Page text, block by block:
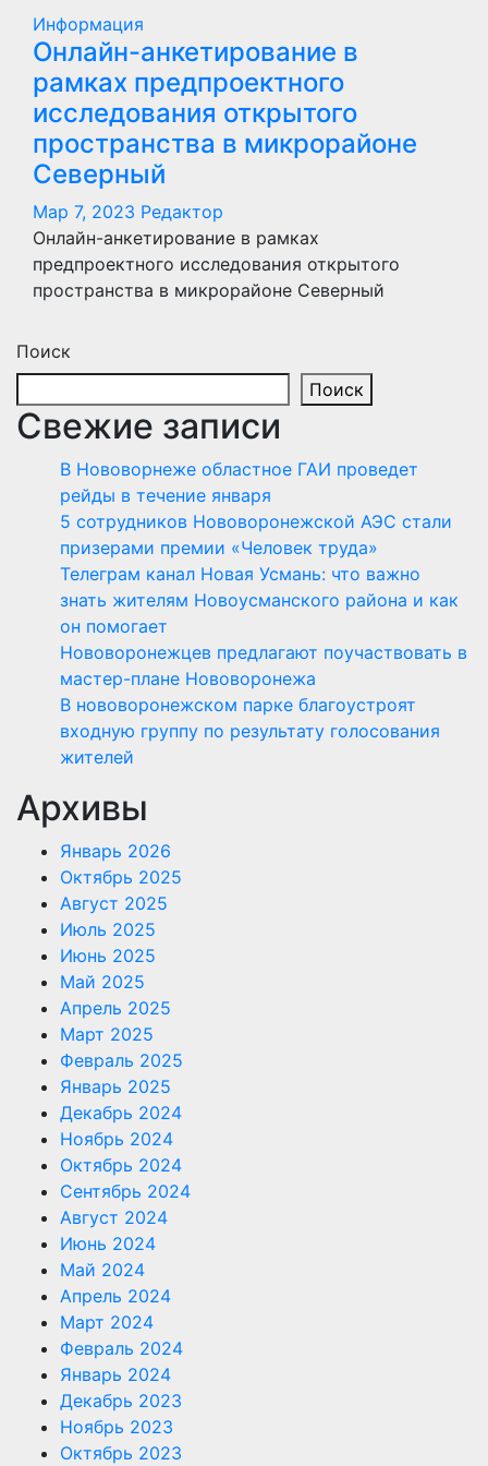
Информация
Онлайн-анкетирование в
рамках предпроектного
исследования открытого
пространства в микрорайоне
Северный
Мар 7, 2023 Редактор
Онлайн-анкетирование в рамках
предпроектного исследования открытого
пространства в микрорайоне Северный
Поиск
Поиск
Свежие записи
В Нововорнеже областное ГАИ проведет
рейды в течение января
5 сотрудников Нововоронежской АЭС стали
призерами премии «Человек труда»
Телеграм канал Новая Усмань: что важно
знать жителям Новоусманского района и как
он помогает
Нововоронежцев предлагают поучаствовать в
мастер-плане Нововоронежа
В нововоронежском парке благоустроят
входную группу по результату голосования
жителей
Архивы
Январь 2026
Октябрь 2025
Август 2025
Июль 2025
Июнь 2025
Май 2025
Апрель 2025
Март 2025
Февраль 2025
Январь 2025
Декабрь 2024
Ноябрь 2024
Октябрь 2024
Сентябрь 2024
Август 2024
Июнь 2024
Май 2024
Апрель 2024
Март 2024
Февраль 2024
Январь 2024
Декабрь 2023
Ноябрь 2023
Октябрь 2023